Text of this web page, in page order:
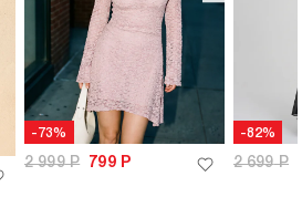
-73%
2 999Р 799Р
-82%
2 699Р